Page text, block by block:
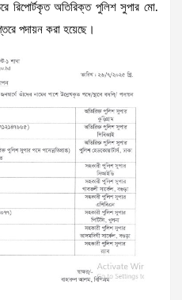
রিপোর্টকৃত অতিরিক্ত পুলিশ সুপার মো.
পদায়ন করা হয়েছে।